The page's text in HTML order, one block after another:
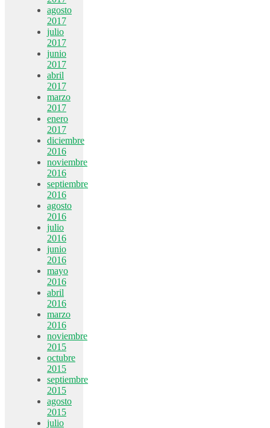
agosto
2017
julio
2017
junio
2017
abril
2017
marzo
2017
enero
2017
diciembre
2016
noviembre
2016
septiembre
2016
agosto
2016
julio
2016
junio
2016
mayo
2016
abril
2016
marzo
2016
noviembre
2015
octubre
2015
septiembre
2015
agosto
2015
julio